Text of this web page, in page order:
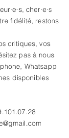
cher·e·s
fidélité, restons
critiques, vos
pas à nous
Whatsapp
disponibles